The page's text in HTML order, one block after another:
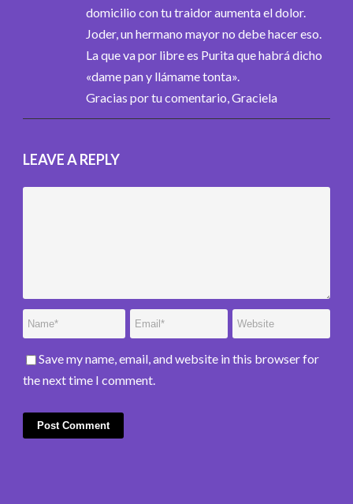
domicilio con tu traidor aumenta el dolor.
Joder, un hermano mayor no debe hacer eso.
La que va por libre es Purita que habrá dicho
«dame pan y llámame tonta».
Gracias por tu comentario, Graciela
LEAVE A REPLY
Save my name, email, and website in this browser for
the next time I comment.